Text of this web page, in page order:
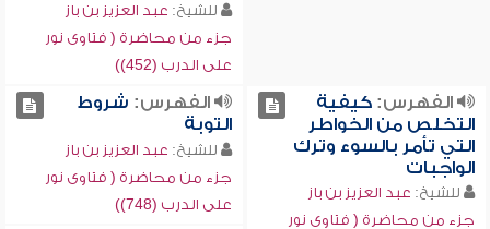
للشيخ: عبد العزيز بن باز
جزء من محاضرة ( فتاوى نور
على الدرب (452))
الفهرس:كيفية
التخلص من الخواطر
التي تأمر بالسوء وترك
الواجبات
للشيخ: عبد العزيز بن باز
جزء من محاضرة ( فتاوى نور
الفهرس: شروط
التوبة
للشيخ: عبد العزيز بن باز
جزء من محاضرة ( فتاوى نور
على الدرب (748))